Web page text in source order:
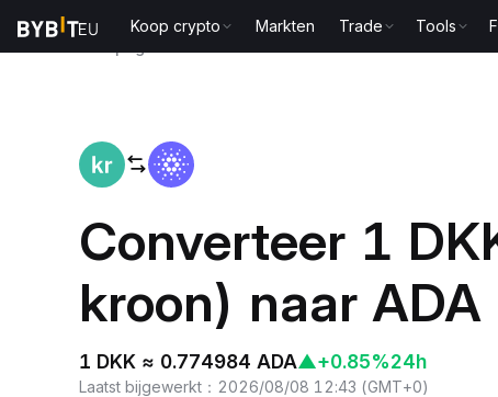
Koop crypto Markten Trade Tools
Converteer 1
kroon) naar
1 DKK ≈ 0.774984 ADA▲+0.85%24h
Laatst bijgewerkt ： 2026/08/08 12:43 (GMT+0)